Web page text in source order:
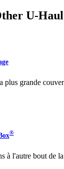
U-Haul
plus grande
®
à l'autre bout de